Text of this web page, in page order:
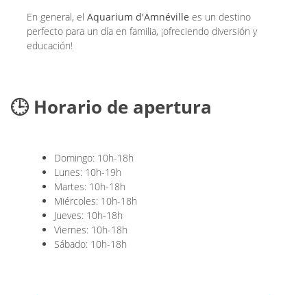
En general, el Aquarium d'Amnéville es un destino
perfecto para un día en familia, ¡ofreciendo diversión y
educación!
🕒 Horario de apertura
Domingo: 10h-18h
Lunes: 10h-19h
Martes: 10h-18h
Miércoles: 10h-18h
Jueves: 10h-18h
Viernes: 10h-18h
Sábado: 10h-18h